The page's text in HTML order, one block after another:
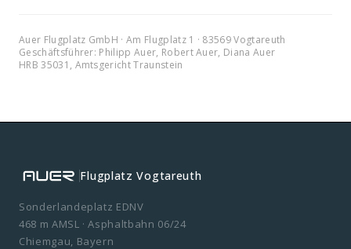
Auer Flugplatz GmbH · Am Flugplatz 1 · 83569 Vogtareuth
Geschäftsführer: Philipp Auer, Robert Auer, Diana Auer
HRB 35031, Amtsgericht Traunstein
Flugplatz Vogtareuth
Sonderlandeplatz EDNV
468 m AMSL · Asphaltbahn 06/24
Chiemgau, Bayern